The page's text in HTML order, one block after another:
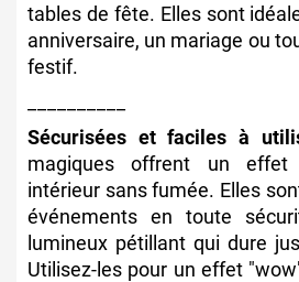
tables de fête. Elles sont
anniversaire, un mariage ou
festif.
Sécurisées et faciles à
magiques offrent un effet
intérieur sans fumée. Elles
événements en toute
lumineux pétillant qui dure
Utilisez-les pour un effet